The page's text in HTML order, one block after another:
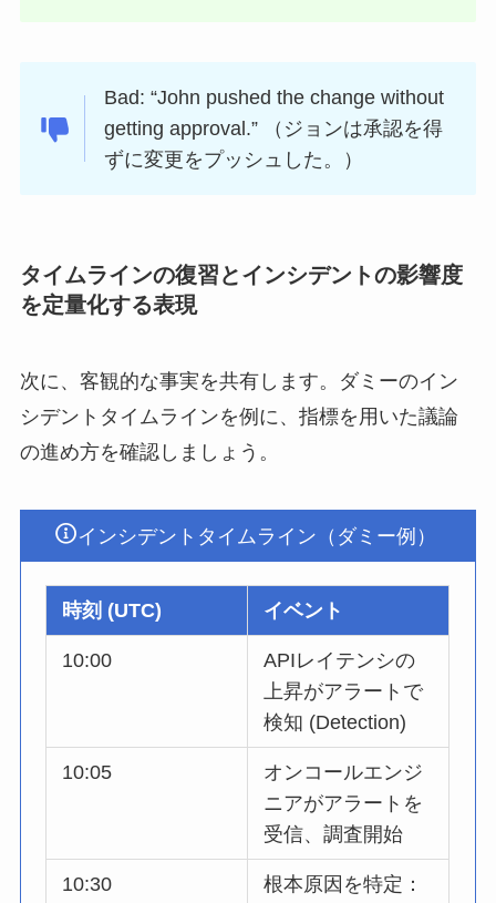
Bad: “John pushed the change without
getting approval.” （ジョンは承認を得
ずに変更をプッシュした。）
タイムラインの復習とインシデントの影響度
を定量化する表現
次に、客観的な事実を共有します。ダミーのイン
シデントタイムラインを例に、指標を用いた議論
の進め方を確認しましょう。
インシデントタイムライン（ダミー例）
時刻 (UTC) イベント
10:00
APIレイテンシの
上昇がアラートで
検知 (Detection)
10:05
オンコールエンジ
ニアがアラートを
受信、調査開始
10:30
根本原因を特定：